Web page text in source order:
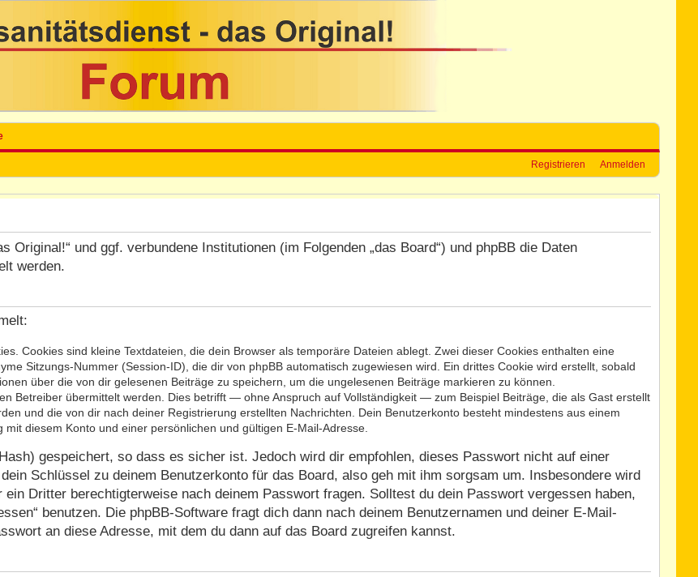
Registrieren Anmelden
und ggf. verbundene Institutionen (im Folgenden „das Board“) und phpBB die Daten
werden.
Cookies sind kleine Textdateien, die dein Browser als temporäre Dateien ablegt. Zwei dieser Cookies enthalten eine
Sitzungs-Nummer (Session-ID), die dir von phpBB automatisch zugewiesen wird. Ein drittes Cookie wird erstellt, sobald
über die von dir gelesenen Beiträge zu speichern, um die ungelesenen Beiträge markieren zu können.
Betreiber übermittelt werden. Dies betrifft — ohne Anspruch auf Vollständigkeit — zum Beispiel Beiträge, die als Gast erstellt
und die von dir nach deiner Registrierung erstellten Nachrichten. Dein Benutzerkonto besteht mindestens aus einem
diesem Konto und einer persönlichen und gültigen E-Mail-Adresse.
gespeichert, so dass es sicher ist. Jedoch wird dir empfohlen, dieses Passwort nicht auf einer
Schlüssel zu deinem Benutzerkonto für das Board, also geh mit ihm sorgsam um. Insbesondere wird
Dritter berechtigterweise nach deinem Passwort fragen. Solltest du dein Passwort vergessen haben,
benutzen. Die phpBB-Software fragt dich dann nach deinem Benutzernamen und deiner E-Mail-
an diese Adresse, mit dem du dann auf das Board zugreifen kannst.